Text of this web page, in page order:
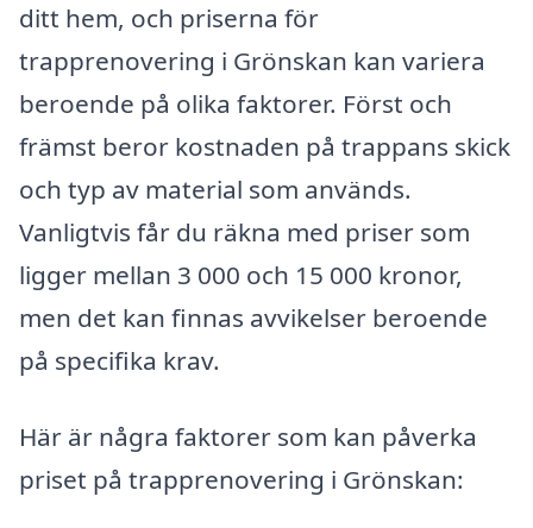
ditt hem, och priserna för
trapprenovering i Grönskan kan variera
beroende på olika faktorer. Först och
främst beror kostnaden på trappans skick
och typ av material som används.
Vanligtvis får du räkna med priser som
ligger mellan 3 000 och 15 000 kronor,
men det kan finnas avvikelser beroende
på specifika krav.
Här är några faktorer som kan påverka
priset på trapprenovering i Grönskan: